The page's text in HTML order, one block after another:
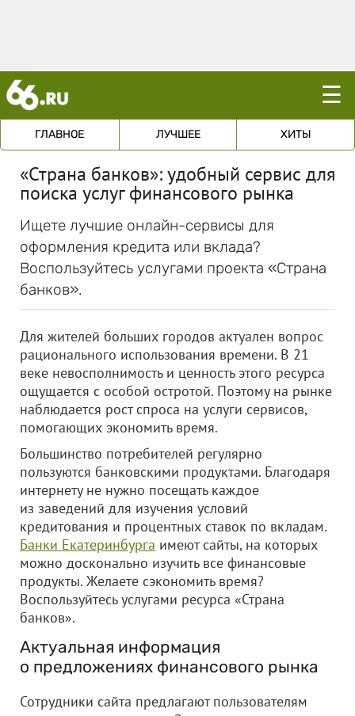
☰
ГЛАВНОЕ ЛУЧШЕЕ ХИТЫ
«Страна банков»: удобный сервис для
поиска услуг финансового рынка
Ищете лучшие онлайн-сервисы для
оформления кредита или вклада?
Воспользуйтесь услугами проекта «Страна
банков».
Для жителей больших городов актуален вопрос
рационального использования времени. В 21
веке невосполнимость и ценность этого ресурса
ощущается с особой остротой. Поэтому на рынке
наблюдается рост спроса на услуги сервисов,
помогающих экономить время.
Большинство потребителей регулярно
пользуются банковскими продуктами. Благодаря
интернету не нужно посещать каждое
из заведений для изучения условий
кредитования и процентных ставок по вкладам.
Банки Екатеринбурга имеют сайты, на которых
можно досконально изучить все финансовые
продукты. Желаете сэкономить время?
Воспользуйтесь услугами ресурса «Страна
банков».
Актуальная информация
о предложениях финансового рынка
Сотрудники сайта предлагают пользователям